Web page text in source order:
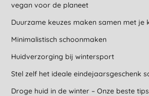
vegan voor de planeet
Duurzame keuzes maken samen met je
Minimalistisch schoonmaken
Huidverzorging bij wintersport
Stel zelf het ideale eindejaarsgeschenk
Droge huid in de winter – Onze beste